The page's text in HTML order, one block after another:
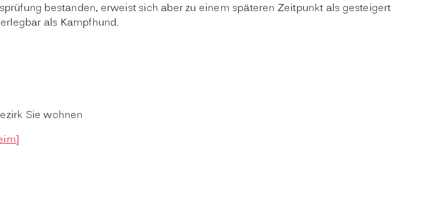
bestanden, erweist sich aber zu einem späteren Zeitpunkt als gesteigert
als Kampfhund.
Sie wohnen